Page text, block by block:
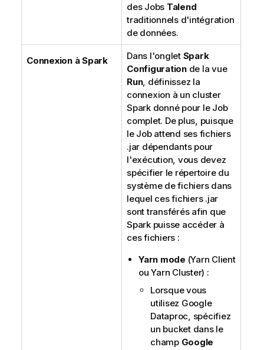
des Jobs Talend
traditionnels d'intégration
de données.
Connexion à Spark Dans l'onglet Spark
Configurationde la vue
Run, définissez la
connexion à un cluster
Spark donné pour le Job
complet. De plus, puisque
le Job attend ses fichiers
.jar dépendants pour
l'exécution, vous devez
spécifier le répertoire du
système de fichiers dans
lequel ces fichiers .jar
sont transférés afin que
Spark puisse accéder à
ces fichiers :
Yarn mode (Yarn Client
ou Yarn Cluster) :
Lorsque vous
utilisez Google
Dataproc, spécifiez
un bucket dans le
champ Google